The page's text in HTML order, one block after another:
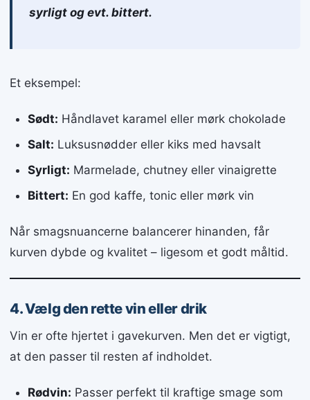
syrligt og evt. bittert.
Et eksempel:
Sødt: Håndlavet karamel eller mørk chokolade
Salt: Luksusnødder eller kiks med havsalt
Syrligt: Marmelade, chutney eller vinaigrette
Bittert: En god kaffe, tonic eller mørk vin
Når smagsnuancerne balancerer hinanden, får
kurven dybde og kvalitet – ligesom et godt måltid.
4. Vælg den rette vin eller drik
Vin er ofte hjertet i gavekurven. Men det er vigtigt,
at den passer til resten af indholdet.
Rødvin: Passer perfekt til kraftige smage som